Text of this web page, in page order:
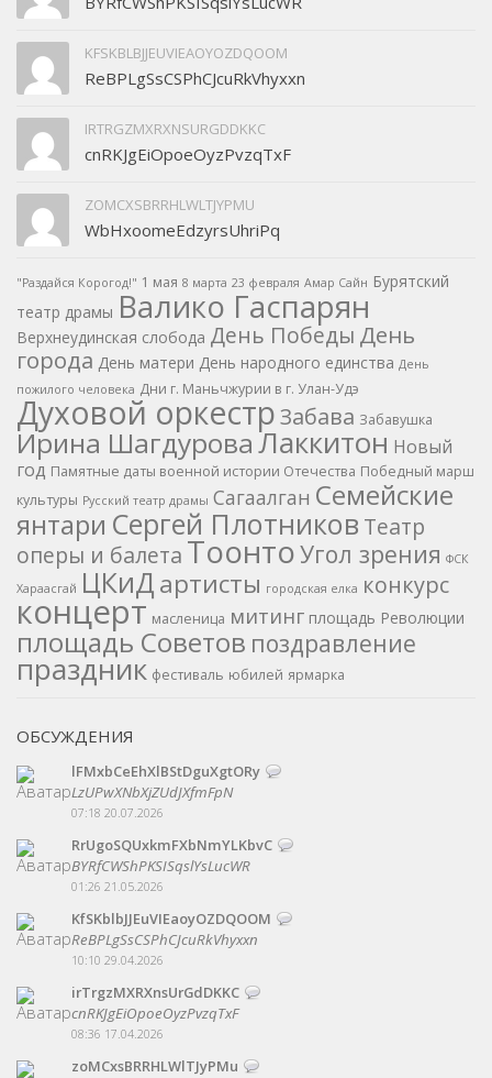
KFSKBLBJJEUVIEAOYOZDQOOM
ReBPLgSsCSPhCJcuRkVhyxxn
IRTRGZMXRXNSURGDDKKC
cnRKJgEiOpoeOyzPvzqTxF
ZOMCXSBRRHLWLTJYPMU
WbHxoomeEdzyrsUhriPq
"Раздайся Корогод!" 1 мая 8 марта 23 февраля Амар Сайн Бурятский
театр драмы Валико Гаспарян
Верхнеудинская слобода День Победы День
города День матери День народного единства День
пожилого человека Дни г. Маньчжурии в г. Улан-Удэ
Духовой оркестрЗабава Забавушка
Ирина ШагдуроваЛаккитон Новый
год Памятные даты военной истории Отечества Победный марш
культуры Русский театр драмы Сагаалган Семейские
янтари Сергей Плотников Театр
оперы и балета ТоонтоУгол зрения ФСК
Хараасгай ЦКиДартисты городская елка конкурс
концерт масленица митинг площадь Революции
площадь Советов поздравление
праздник фестиваль юбилей ярмарка
ОБСУЖДЕНИЯ
lFMxbCeEhXlBStDguXgtORy
LzUPwXNbXjZUdJXfmFpN
07:18 20.07.2026
RrUgoSQUxkmFXbNmYLKbvC
BYRfCWShPKSISqslYsLucWR
01:26 21.05.2026
KfSKblbJJEuVIEaoyOZDQOOM
ReBPLgSsCSPhCJcuRkVhyxxn
10:10 29.04.2026
irTrgzMXRXnsUrGdDKKC
cnRKJgEiOpoeOyzPvzqTxF
08:36 17.04.2026
zoMCxsBRRHLWlTJyPMu